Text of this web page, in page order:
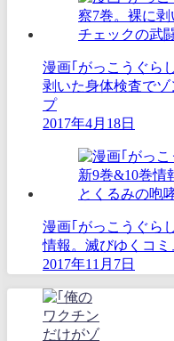
漫画｢がっこうぐら
剥いた身体検査で
プ
2017年4月18日
漫画｢がっこうぐら
情報。滅びゆくコ
2017年11月7日